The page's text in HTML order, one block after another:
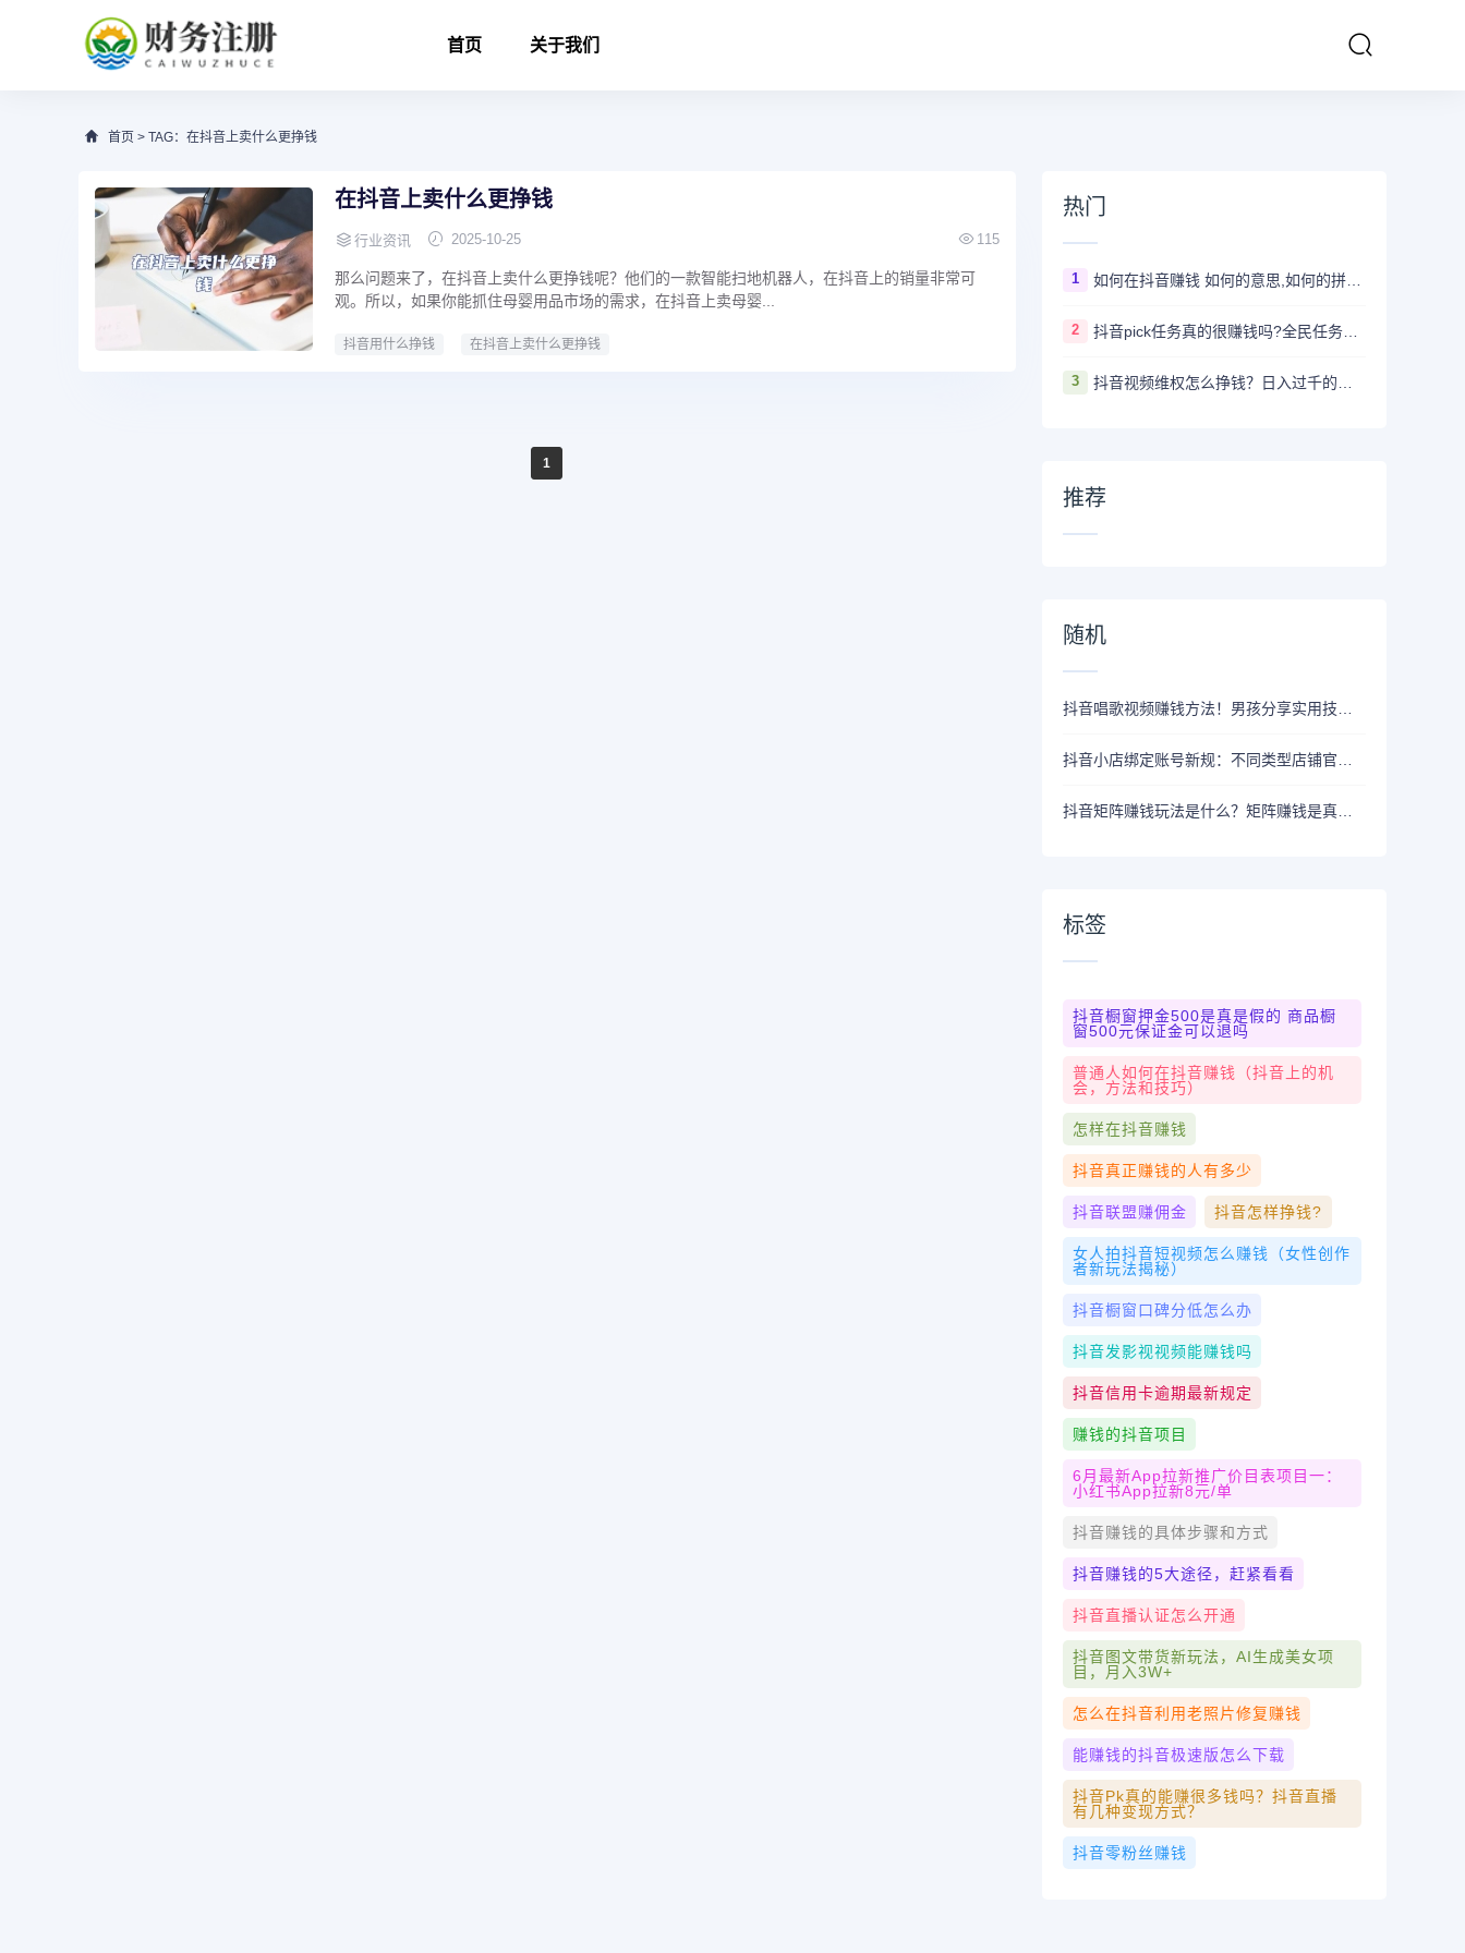
首页 关于我们
首页 > TAG：在抖音上卖什么更挣钱
在抖音上卖什么更挣钱
行业资讯 2025-10-25 115
那么问题来了，在抖音上卖什么更挣钱呢？他们的一款智能扫地机器人，在抖音上的销量非常可
观。所以，如果你能抓住母婴用品市场的需求，在抖音上卖母婴...
抖音用什么挣钱 在抖音上卖什么更挣钱
1
热门
1 如何在抖音赚钱 如何的意思,如何的拼音、近义词、造句 - 汉语查
2 抖音pick任务真的很赚钱吗?全民任务赚钱是真的假的
3
推荐
随机
标签
抖音橱窗押金500是真是假的 商品橱
窗500元保证金可以退吗
普通人如何在抖音赚钱（抖音上的机
会，方法和技巧）
怎样在抖音赚钱
抖音真正赚钱的人有多少
抖音联盟赚佣金 抖音怎样挣钱?
女人拍抖音短视频怎么赚钱（女性创作
者新玩法揭秘）
抖音橱窗口碑分低怎么办
抖音发影视视频能赚钱吗
抖音信用卡逾期最新规定
赚钱的抖音项目
6月最新app拉新推广价目表项目一：
小红书app拉新8元/单
抖音赚钱的具体步骤和方式
抖音赚钱的5大途径，赶紧看看
抖音直播认证怎么开通
抖音图文带货新玩法，AI生成美女项
目，月入3W+
怎么在抖音利用老照片修复赚钱
能赚钱的抖音极速版怎么下载
抖音pk真的能赚很多钱吗？抖音直播
有几种变现方式？
抖音零粉丝赚钱